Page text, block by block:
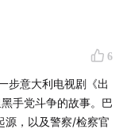
6
步意大利电视剧《出
手党斗争的故事。巴
源，以及警察/检察官